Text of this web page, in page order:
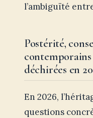
l’ambiguïté
Postérité,
déchirées en
En 2026,
questions